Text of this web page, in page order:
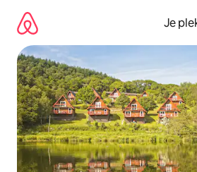
direct
naar
inhoud
Je